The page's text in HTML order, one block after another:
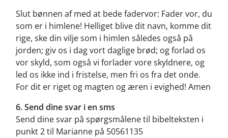
Slut bønnen af med at bede fadervor: Fader vor, du
som er i himlene! Helliget blive dit navn, komme dit
rige, ske din vilje som i himlen således også på
jorden; giv os i dag vort daglige brød; og forlad os
vor skyld, som også vi forlader vore skyldnere, og
led os ikke ind i fristelse, men fri os fra det onde.
For dit er riget og magten og æren i evighed! Amen
6.Send dine svar i en sms
Send dine svar på spørgsmålene til bibelteksten i
punkt 2 til Marianne på 50561135